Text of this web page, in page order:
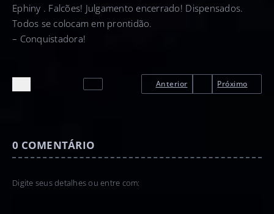
Ephiny . Falcões! Julgamento encerrado! Dispensados.
Todos se colocam em prontidão.
– Conquistadora!
Anterior Próximo
0 COMENTÁRIO
Digite seus detalhes ou entre com: